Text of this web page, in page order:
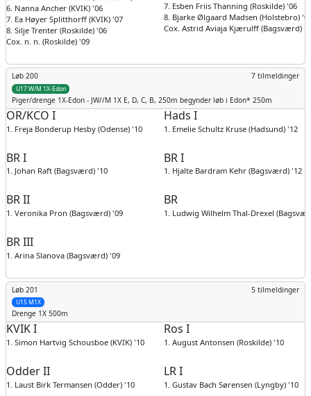
6. Nanna Ancher (KVIK) '06
7. Ea Høyer Splitthorff (KVIK) '07
8. Silje Trenter (Roskilde) '06
Cox. n. n. (Roskilde) '09
7. Esben Friis Thanning (Roskilde) '06
8. Bjarke Ølgaard Madsen (Holstebro)
Cox. Astrid Aviaja Kjærulff (Bagsværd)
Løb 200 7 tilmeldinger
U17 W/M 1X-Edon
Piger/drenge 1X-Edon - JW//M 1X E, D, C, B, 250m begynder løb i Edon* 250m
OR/KCO I
1. Freja Bonderup Hesby (Odense) '10
Hads I
1. Emelie Schultz Kruse (Hadsund) '12
BR I
1. Johan Raft (Bagsværd) '10
BR I
1. Hjalte Bardram Kehr (Bagsværd) '12
BR II
1. Veronika Pron (Bagsværd) '09
BR
1. Ludwig Wilhelm Thal-Drexel
BR III
1. Arina Slanova (Bagsværd) '09
Løb 201 5 tilmeldinger
U15 M1X
Drenge 1X 500m
KVIK I
1. Simon Hartvig Schousboe (KVIK) '10
Ros I
1. August Antonsen (Roskilde) '10
Odder II
1. Laust Birk Termansen (Odder) '10
LR I
1. Gustav Bach Sørensen (Lyngby) '10